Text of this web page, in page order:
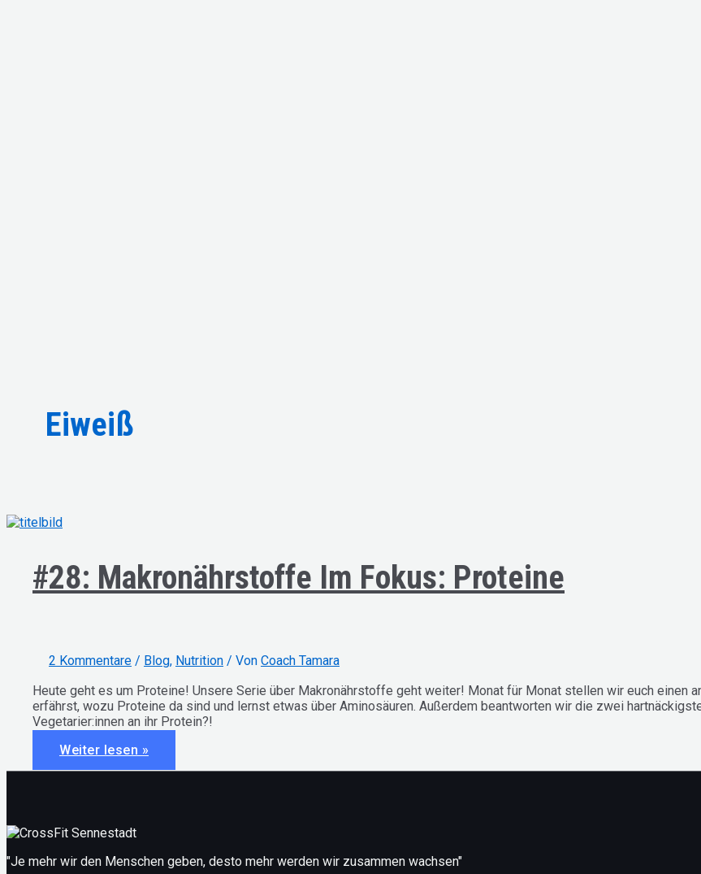
Eiweiß
#28: Makronährstoffe Im Fokus: Proteine
2 Kommentare / Blog, Nutrition / Von Coach Tamara
Heute geht es um Proteine! Unsere Serie über Makronährstoffe geht weiter! Monat für Monat stellen wir euch einen
erfährst, wozu Proteine da sind und lernst etwas über Aminosäuren. Außerdem beantworten wir die zwei
Vegetarier:innen an ihr Protein?!
#28:
Makronährstoffe
im
Weiter lesen »
"Je mehr wir den Menschen geben, desto mehr werden wir zusammen wachsen"